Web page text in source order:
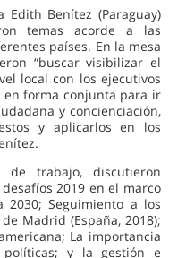
Benítez (Paraguay)
temas acorde a las
países. En la mesa
“buscar visibilizar el
local con los ejecutivos
forma conjunta para ir
y concienciación,
y aplicarlos en los
trabajo, discutieron
2019 en el marco
2030; Seguimiento a los
Madrid (España, 2018);
La importancia
y la gestión e